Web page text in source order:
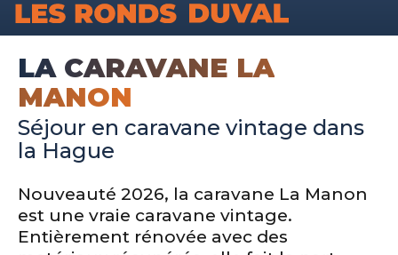
LA CARAVANE LA
MANON
Séjour en caravane vintage dans
la Hague
Nouveauté 2026, la caravane La Manon
est une vraie caravane vintage.
Entièrement rénovée avec des